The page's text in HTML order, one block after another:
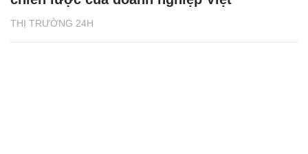
THỊ TRƯỜNG 24H